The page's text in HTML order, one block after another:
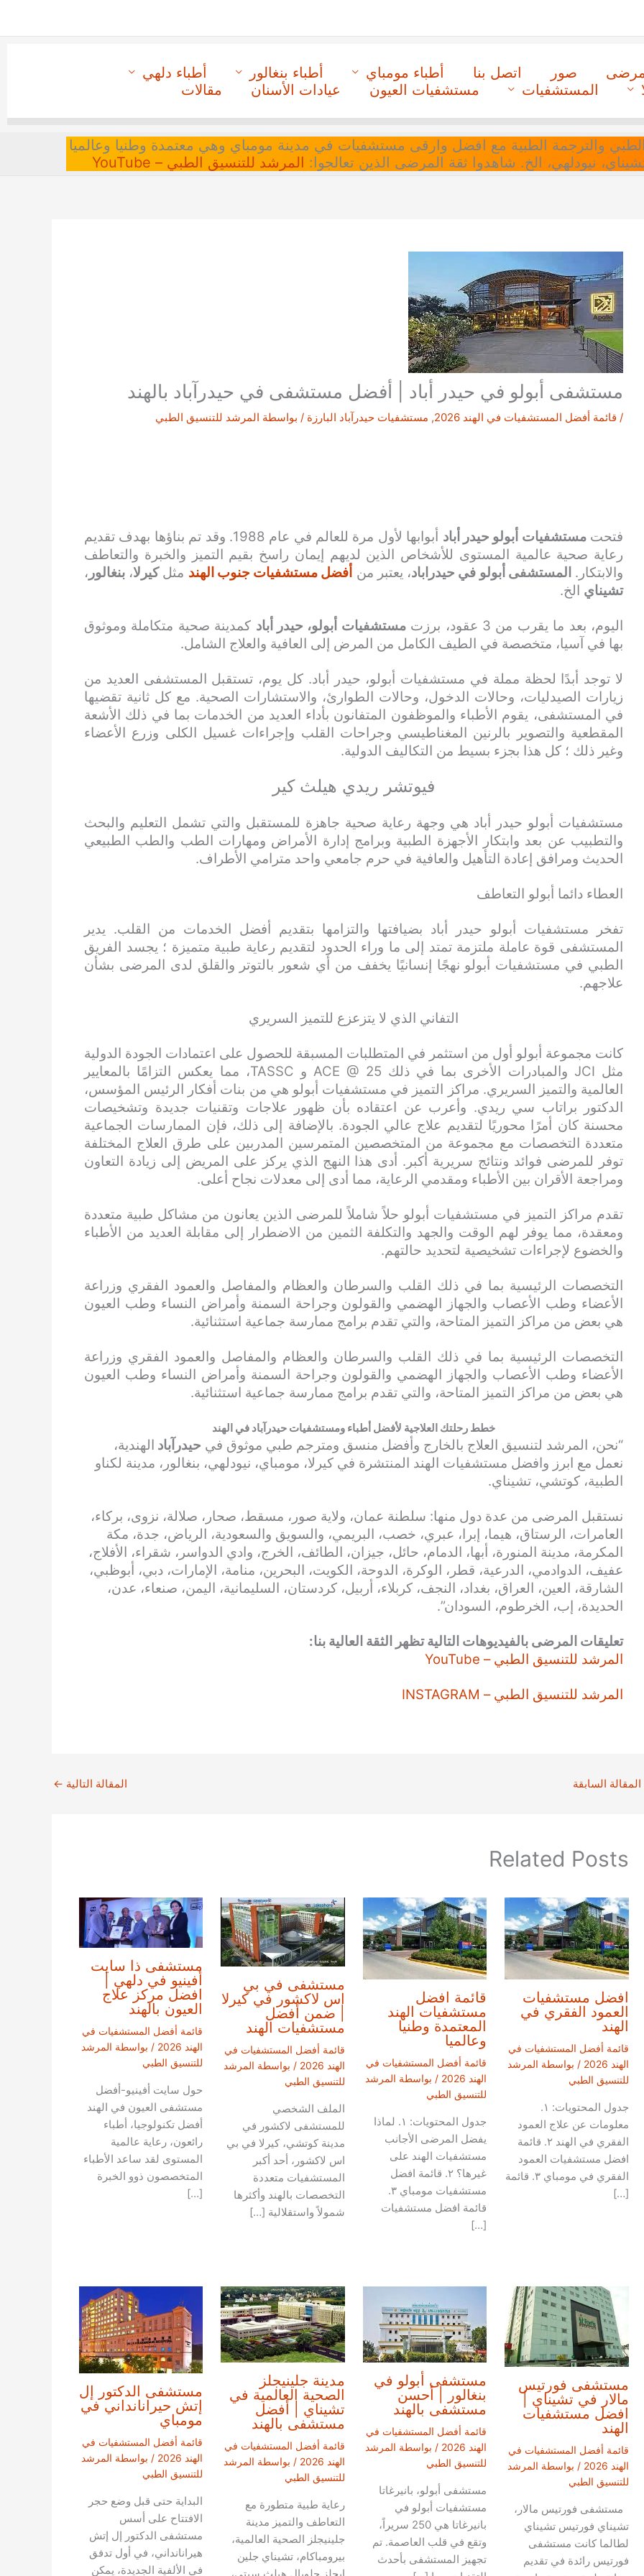
صور اتصل بنا أطباء مومباي أطباء بنغالور
أطباء دلهي
المستشفيات مستشفيات العيون عيادات الأسنان مقالات
الطبي والترجمة الطبية مع افضل وارقى مستشفيات في مدينة مومباي وهي معتمدة وطنيا وعالميا
تشيناي، نيودلهي، الخ. شاهدوا ثقة المرضى الذين تعالجوا: المرشد للتنسيق الطبي – YouTube
مستشفى أبولو في حيدر أباد | أفضل مستشفى في حيدرآباد بالهند
/ قائمة أفضل المستشفيات في الهند 2026 , مستشفيات حيدرآباد البارزة / بواسطة المرشد للتنسيق الطبي
فتحتمستشفيات أبولو حيدر أباد
أبوابها لأول مرة للعالم في عام 1988. وقد تم بناؤها بهدف تقديم
رعاية صحية عالمية المستوى للأشخاص الذين لديهم إيمان راسخ بقيم التميز والخبرة والتعاطف
والابتكار. المستشفى أبولو في حيدراباد، يعتبر من أفضل مستشفيات جنوب الهند مثلكيرلا، بنغالور ،
تشيناي الخ.
اليوم، بعد ما يقرب من 3 عقود، برزت مستشفيات أبولو، حيدر أباد كمدينة صحية متكاملة وموثوق
بها في آسيا، متخصصة في الطيف الكامل من المرض إلى العافية والعلاج الشامل.
لا توجد أبدًا لحظة مملة في مستشفيات أبولو، حيدر أباد. كل يوم، تستقبل المستشفى العديد من
زيارات الصيدليات، وحالات الدخول، وحالات الطوارئ، والاستشارات الصحية. مع كل ثانية تقضيها
في المستشفى، يقوم الأطباء والموظفون المتفانون بأداء العديد من الخدمات بما في ذلك الأشعة
المقطعية والتصوير بالرنين المغناطيسي وجراحات القلب وإجراءات غسيل الكلى وزرع الأعضاء
وغير ذلك ؛ كل هذا بجزء بسيط من التكاليف الدولية.
فيوتشر ريدي هيلث كير
مستشفيات أبولو حيدر أباد هي وجهة رعاية صحية جاهزة للمستقبل والتي تشمل التعليم والبحث
والتطبيب عن بعد وابتكار الأجهزة الطبية وبرامج إدارة الأمراض ومهارات الطب والطب الطبيعي
الحديث ومرافق إعادة التأهيل والعافية في حرم جامعي واحد مترامي الأطراف.
العطاء دائما أبولو التعاطف
تفخر مستشفيات أبولو حيدر أباد بضيافتها والتزامها بتقديم أفضل الخدمات من القلب. يدير
المستشفى قوة عاملة ملتزمة تمتد إلى ما وراء الحدود لتقديم رعاية طبية متميزة ؛ يجسد الفريق
الطبي في مستشفيات أبولو نهجًا إنسانيًا يخفف من أي شعور بالتوتر والقلق لدى المرضى بشأن
علاجهم.
التفاني الذي لا يتزعزع للتميز السريري
كانت مجموعة أبولو أول من استثمر في المتطلبات المسبقة للحصول على اعتمادات الجودة الدولية
مثل JCI والمبادرات الأخرى بما في ذلك ACE @ 25 و TASSC، مما يعكس التزامًا بالمعايير
العالمية والتميز السريري. مراكز التميز في مستشفيات أبولو هي من بنات أفكار الرئيس المؤسس،
الدكتور براتاب سي ريدي. وأعرب عن اعتقاده بأن ظهور علاجات وتقنيات جديدة وتشخيصات
محسنة كان أمرًا محوريًا لتقديم علاج عالي الجودة. بالإضافة إلى ذلك، فإن الممارسات الجماعية
متعددة التخصصات مع مجموعة من المتخصصين المتمرسين المدربين على طرق العلاج المختلفة
توفر للمرضى فوائد ونتائج سريرية أكبر. أدى هذا النهج الذي يركز على المريض إلى زيادة التعاون
ومراجعة الأقران بين الأطباء ومقدمي الرعاية، مما أدى إلى معدلات نجاح أعلى.
تقدم مراكز التميز في مستشفيات أبولو حلاً شاملاً للمرضى الذين يعانون من مشاكل طبية متعددة
ومعقدة، مما يوفر لهم الوقت والجهد والتكلفة الثمين من الاضطرار إلى مقابلة العديد من الأطباء
والخضوع لإجراءات تشخيصية لتحديد حالتهم.
التخصصات الرئيسية بما في ذلك القلب والسرطان والعظام والمفاصل والعمود الفقري وزراعة
الأعضاء وطب الأعصاب والجهاز الهضمي والقولون وجراحة السمنة وأمراض النساء وطب العيون
هي بعض من مراكز التميز المتاحة، والتي تقدم برامج ممارسة جماعية استثنائية.
التخصصات الرئيسية بما في ذلك القلب والسرطان والعظام والمفاصل والعمود الفقري وزراعة
الأعضاء وطب الأعصاب والجهاز الهضمي والقولون وجراحة السمنة وأمراض النساء وطب العيون
هي بعض من مراكز التميز المتاحة، والتي تقدم برامج ممارسة جماعية استثنائية.
خطط رحلتك العلاجية لأفضل أطباء ومستشفيات حيدرآباد في الهند
“نحن، المرشد لتنسيق العلاج بالخارج وأفضل منسق ومترجم طبي موثوق في حيدرآباد الهندية،
نعمل مع ابرز وافضل مستشفيات الهند المنتشرة في كيرلا، مومباي، نيودلهي، بنغالور، مدينة لكناو
الطبية، كوتشي، تشيناي.
نستقبل المرضى من عدة دول منها: سلطنة عمان، ولاية صور، مسقط، صحار، صلالة، نزوى، بركاء،
العامرات، الرستاق، هيما، إبرا، عبري، خصب، البريمي، والسويق والسعودية، الرياض، جدة، مكة
المكرمة، مدينة المنورة، أبها، الدمام، حائل، جيزان، الطائف، الخرج، وادي الدواسر، شقراء، الأفلاج،
عفيف، الدوادمي، الدرعية، قطر، الوكرة، الدوحة، الكويت، البحرين، منامة، الإمارات، دبي، أبوظبي،
الشارقة، العين، العراق، بغداد، النجف، كربلاء، أربيل، كردستان، السليمانية، اليمن، صنعاء، عدن،
الحديدة، إب، الخرطوم، السودان”.
تعليقات المرضى بالفيديوهات التالية تظهر الثقة العالية بنا:
المرشد للتنسيق الطبي – YouTube
المرشد للتنسيق الطبي – INSTAGRAM
المقالة السابقة المقالة التالية ←
Related Posts
افضل مستشفيات
العمود الفقري في
الهند
قائمة أفضل المستشفيات في
الهند 2026
/ بواسطة المرشد
للتنسيق الطبي
جدول المحتويات: ١.
معلومات عن علاج العمود
الفقري في الهند ٢. قائمة
افضل مستشفيات العمود
الفقري في مومباي ٣. قائمة
[…]
قائمة افضل
مستشفيات الهند
المعتمدة وطنيا
وعالميا
قائمة أفضل المستشفيات في
الهند 2026
/ بواسطة المرشد
للتنسيق الطبي
جدول المحتويات: ١. لماذا
يفضل المرضى الأجانب
مستشفيات الهند على
غيرها؟ ٢. قائمة افضل
مستشفيات مومباي ٣.
قائمة افضل مستشفيات
[…]
مستشفى في بي
اس لاكشور في كيرلا
| ضمن أفضل
مستشفيات الهند
قائمة أفضل المستشفيات في
الهند 2026
/ بواسطة المرشد
للتنسيق الطبي
الملف الشخصي
للمستشفى لاكشور في
مدينة كوتشي، كيرلا في بي
اس لاكشور، أحد أكبر
المستشفيات متعددة
التخصصات بالهند وأكثرها
شمولاً واستقلالية […]
مستشفى ذا سايت
أفينيو في دلهي |
افضل مركز علاج
العيون بالهند
قائمة أفضل المستشفيات في
الهند 2026
/ بواسطة المرشد
للتنسيق الطبي
حول سايت أفينيو-أفضل
مستشفى العيون في الهند
أفضل تكنولوجيا، أطباء
رائعون، رعاية عالمية
المستوى لقد ساعد الأطباء
المتخصصون ذوو الخبرة
[…]
مستشفى فورتيس
مالار في تشيناي |
افضل مستشفيات
الهند
قائمة أفضل المستشفيات في
الهند 2026
/ بواسطة المرشد
للتنسيق الطبي
مستشفى فورتيس مالار،
تشيناي فورتيس تشيناي
لطالما كانت مستشفى
فورتيس رائدة في تقديم
مستشفى أبولو في
بنغالور | أحسن
مستشفى بالهند
قائمة أفضل المستشفيات في
الهند 2026
/ بواسطة المرشد
للتنسيق الطبي
مستشفى أبولو، بانيرغاتا
مستشفيات أبولو في
بانيرغاتا هي 250 سريراً،
وتقع في قلب العاصمة. تم
تجهيز المستشفى بأحدث
مدينة جلينيجلز
الصحية العالمية في
تشيناي | أفضل
مستشفى بالهند
قائمة أفضل المستشفيات في
الهند 2026
/ بواسطة المرشد
للتنسيق الطبي
رعاية طبية متطورة مع
التعاطف والتميز مدينة
جلينيجلز الصحية العالمية،
بيرومباكام، تشيناي جلين
مستشفى الدكتور إل
إتش حيرانانداني في
مومباي
قائمة أفضل المستشفيات في
الهند 2026
/ بواسطة المرشد
للتنسيق الطبي
البداية حتى قبل وضع حجر
الافتتاح على أسس
مستشفى الدكتور إل إتش
هيرانانداني، في أول تدفق
في الألفية الجديدة، يمكن